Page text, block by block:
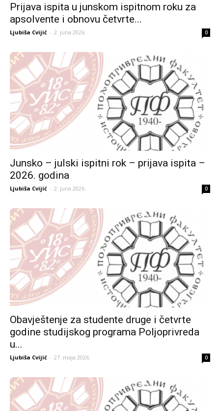
Prijava ispita u junskom ispitnom roku za
apsolvente i obnovu četvrte...
Ljubiša Cvijić - 2. juna 2026. 0
Junsko – julski ispitni rok – prijava ispita –
2026. godina
Ljubiša Cvijić - 2. juna 2026. 0
Obavještenje za studente druge i četvrte
godine studijskog programa Poljoprivreda
u...
Ljubiša Cvijić - 27. maja 2026. 0